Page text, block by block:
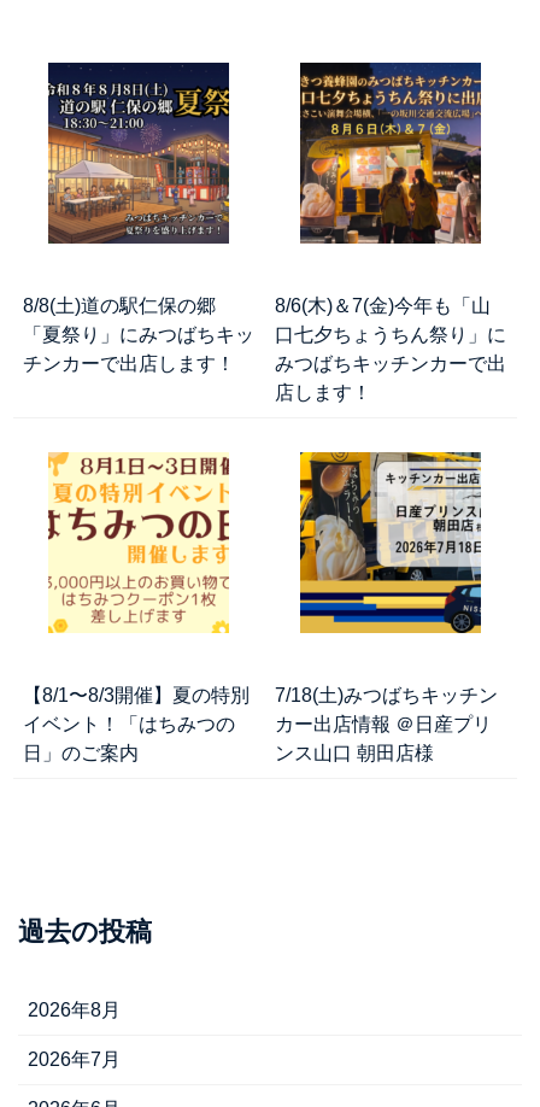
8/8(土)道の駅仁保の郷
「夏祭り」にみつばちキッ
チンカーで出店します！
8/6(木)＆7(金)今年も「山
口七夕ちょうちん祭り」に
みつばちキッチンカーで出
店します！
【8/1〜8/3開催】夏の特別
イベント！「はちみつの
日」のご案内
7/18(土)みつばちキッチン
カー出店情報 ＠日産プリ
ンス山口 朝田店様
過去の投稿
2026年8月
2026年7月